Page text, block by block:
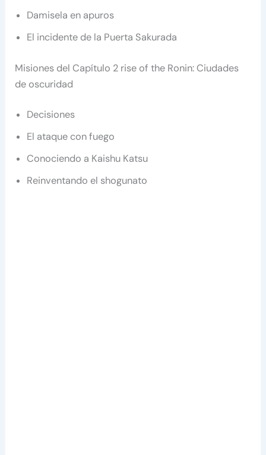
Damisela en apuros
El incidente de la Puerta Sakurada
Misiones del Capítulo 2 rise of the Ronin: Ciudades
de oscuridad
Decisiones
El ataque con fuego
Conociendo a Kaishu Katsu
Reinventando el shogunato